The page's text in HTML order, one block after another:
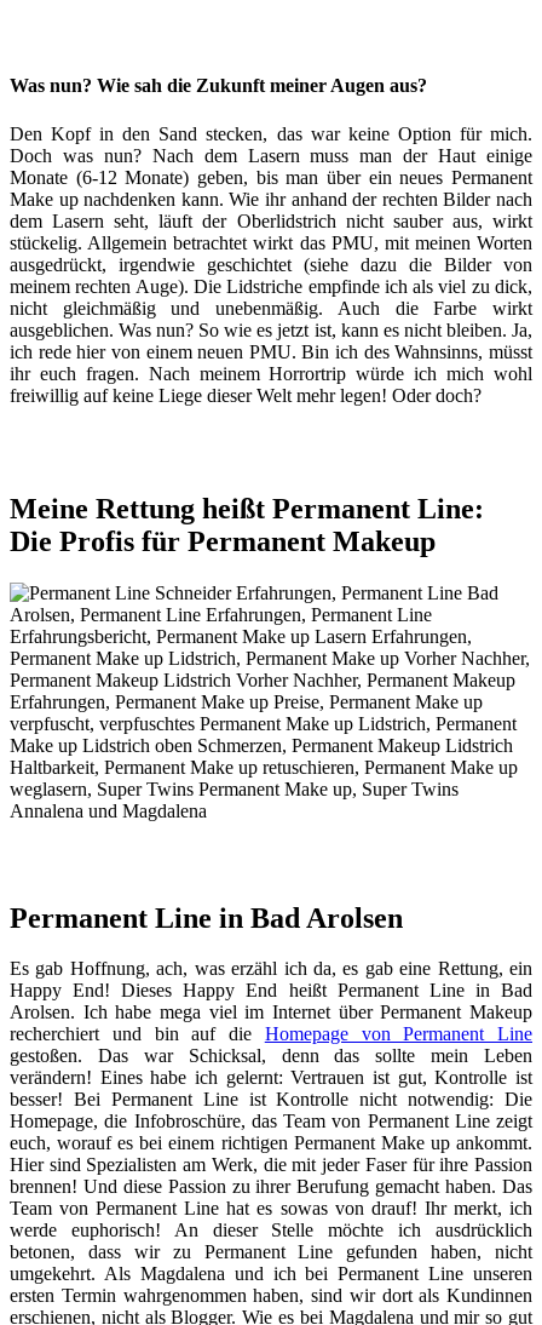
Was nun? Wie sah die Zukunft meiner Augen aus?
Den Kopf in den Sand stecken, das war keine Option für mich.
Doch was nun? Nach dem Lasern muss man der Haut einige
Monate (6-12 Monate) geben, bis man über ein neues Permanent
Make up nachdenken kann. Wie ihr anhand der rechten Bilder nach
dem Lasern seht, läuft der Oberlidstrich nicht sauber aus, wirkt
stückelig. Allgemein betrachtet wirkt das PMU, mit meinen Worten
ausgedrückt, irgendwie geschichtet (siehe dazu die Bilder von
meinem rechten Auge). Die Lidstriche empfinde ich als viel zu dick,
nicht gleichmäßig und unebenmäßig. Auch die Farbe wirkt
ausgeblichen. Was nun? So wie es jetzt ist, kann es nicht bleiben. Ja,
ich rede hier von einem neuen PMU. Bin ich des Wahnsinns, müsst
ihr euch fragen. Nach meinem Horrortrip würde ich mich wohl
freiwillig auf keine Liege dieser Welt mehr legen! Oder doch?
Meine Rettung heißt Permanent Line:
Die Profis für Permanent Makeup
Permanent Line in Bad Arolsen
Es gab Hoffnung, ach, was erzähl ich da, es gab eine Rettung, ein
Happy End! Dieses Happy End heißt Permanent Line in Bad
Arolsen. Ich habe mega viel im Internet über Permanent Makeup
recherchiert und bin auf die Homepage von Permanent Line
gestoßen. Das war Schicksal, denn das sollte mein Leben
verändern! Eines habe ich gelernt: Vertrauen ist gut, Kontrolle ist
besser! Bei Permanent Line ist Kontrolle nicht notwendig: Die
Homepage, die Infobroschüre, das Team von Permanent Line zeigt
euch, worauf es bei einem richtigen Permanent Make up ankommt.
Hier sind Spezialisten am Werk, die mit jeder Faser für ihre Passion
brennen! Und diese Passion zu ihrer Berufung gemacht haben. Das
Team von Permanent Line hat es sowas von drauf! Ihr merkt, ich
werde euphorisch! An dieser Stelle möchte ich ausdrücklich
betonen, dass wir zu Permanent Line gefunden haben, nicht
umgekehrt. Als Magdalena und ich bei Permanent Line unseren
ersten Termin wahrgenommen haben, sind wir dort als Kundinnen
erschienen, nicht als Blogger. Wie es bei Magdalena und mir so gut